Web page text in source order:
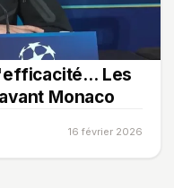
Les
Monaco
16 février 2026